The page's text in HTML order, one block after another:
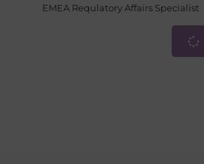
EMEA Requlatory Affairs Specialist